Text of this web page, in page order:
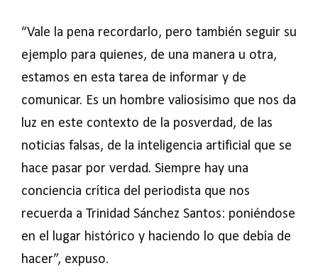
“Vale la pena recordarlo, pero también seguir su
ejemplo para quienes, de una manera u otra,
estamos en esta tarea de informar y de
comunicar. Es un hombre valiosísimo que nos da
luz en este contexto de la posverdad, de las
noticias falsas, de la inteligencia artificial que se
hace pasar por verdad. Siempre hay una
conciencia crítica del periodista que nos
recuerda a Trinidad Sánchez Santos: poniéndose
en el lugar histórico y haciendo lo que debía de
hacer”, expuso.